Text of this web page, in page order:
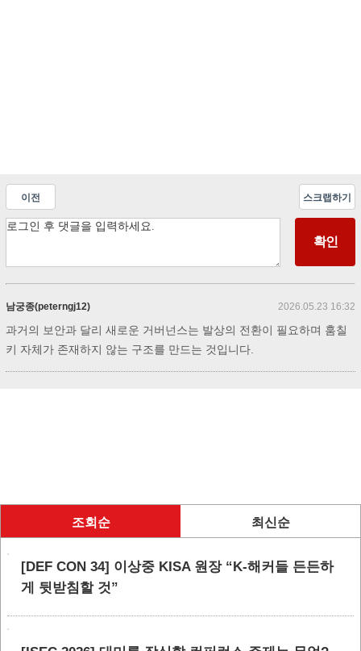
이전 스크랩하기
남궁종(peterngj12) 2026.05.23 16:32
과거의 보안과 달리 새로운 거버넌스는 발상의 전환이 필요하며 훔칠
키 자체가 존재하지 않는 구조를 만드는 것입니다.
조회순 최신순
[DEF CON 34] 이상중 KISA 원장 “K-해커들 든든하
게 뒷받침할 것”